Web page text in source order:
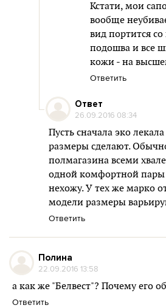
Кстати, мои
вообще
вид портится
подошва и все
кожи - на
Ответить
Ответ
26.09.2016 08:34
Пусть сначала эко
размеры сделают.
полмагазина всеми
одной комфортной пары
нехожу. У тех же марко
модели размеры
Ответить
Полина
22.09.2016 13:58
а как же "Белвест"? Почему его
Ответить